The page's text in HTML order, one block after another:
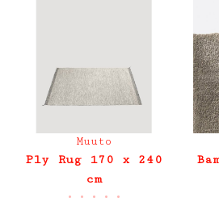
Muuto
Ply Rug 170 x 240
cm
• • • • •